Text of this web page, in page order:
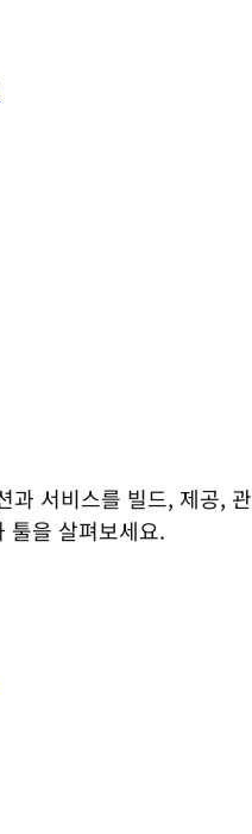
과 서비스를 빌드, 제공, 관
툴을 살펴보세요.